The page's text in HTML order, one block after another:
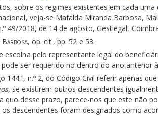
sobre os regimes existentes em cada
veja-se Mafalda Miranda Barbosa,
49/2018, de 14 de agosto, Gestlegal,
Barbosa, op. cit., pp. 52 e 53.
escolha pelo representante legal do
ser requerido no dentro do ano anterior
144.º, n.º 2, do Código Civil referir apenas
se existirem outros descendentes
quo desse prazo, parece-nos que este não
os descendentes foram designados como